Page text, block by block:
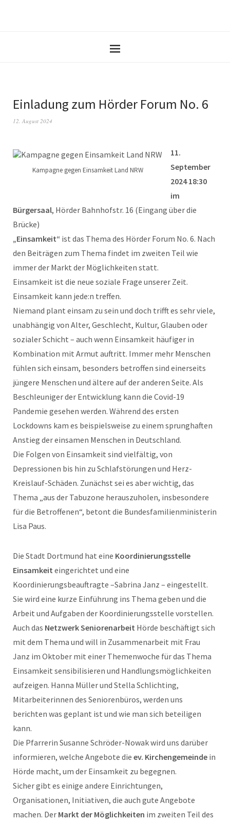
Einladung zum Hörder Forum No. 6
12. August 2024
Kampagne gegen Einsamkeit Land NRW
11.
September
2024 18:30
im
Bürgersaal, Hörder Bahnhofstr. 16 (Eingang über die
Brücke)
„Einsamkeit“ ist das Thema des Hörder Forum No. 6. Nach
den Beiträgen zum Thema findet im zweiten Teil wie
immer der Markt der Möglichkeiten statt.
Einsamkeit ist die neue soziale Frage unserer Zeit.
Einsamkeit kann jede:n treffen.
Niemand plant einsam zu sein und doch trifft es sehr viele,
unabhängig von Alter, Geschlecht, Kultur, Glauben oder
sozialer Schicht – auch wenn Einsamkeit häufiger in
Kombination mit Armut auftritt. Immer mehr Menschen
fühlen sich einsam, besonders betroffen sind einerseits
jüngere Menschen und ältere auf der anderen Seite. Als
Beschleuniger der Entwicklung kann die Covid-19
Pandemie gesehen werden. Während des ersten
Lockdowns kam es beispielsweise zu einem sprunghaften
Anstieg der einsamen Menschen in Deutschland.
Die Folgen von Einsamkeit sind vielfältig, von
Depressionen bis hin zu Schlafstörungen und Herz-
Kreislauf-Schäden. Zunächst sei es aber wichtig, das
Thema „aus der Tabuzone herauszuholen, insbesondere
für die Betroffenen“, betont die Bundesfamilienministerin
Lisa Paus.
Die Stadt Dortmund hat eine Koordinierungsstelle
Einsamkeit eingerichtet und eine
Koordinierungsbeauftragte –Sabrina Janz – eingestellt.
Sie wird eine kurze Einführung ins Thema geben und die
Arbeit und Aufgaben der Koordinierungsstelle vorstellen.
Auch das Netzwerk Seniorenarbeit Hörde beschäftigt sich
mit dem Thema und will in Zusammenarbeit mit Frau
Janz im Oktober mit einer Themenwoche für das Thema
Einsamkeit sensibilisieren und Handlungsmöglichkeiten
aufzeigen. Hanna Müller und Stella Schlichting,
Mitarbeiterinnen des Seniorenbüros, werden uns
berichten was geplant ist und wie man sich beteiligen
kann.
Die Pfarrerin Susanne Schröder-Nowak wird uns darüber
informieren, welche Angebote die ev. Kirchengemeinde in
Hörde macht, um der Einsamkeit zu begegnen.
Sicher gibt es einige andere Einrichtungen,
Organisationen, Initiativen, die auch gute Angebote
machen. Der Markt der Möglichkeiten im zweiten Teil des